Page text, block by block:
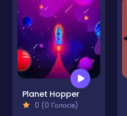
Planet Hopper
0 (0 Голосів)